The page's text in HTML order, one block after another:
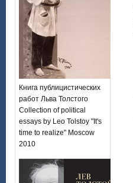
Книга публицистических
работ Льва Толстого
Collection of political
essays by Leo Tolstoy "It's
time to realize" Moscow
2010